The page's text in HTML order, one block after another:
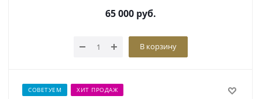
65 000 руб.
В корзину
СОВЕТУЕМ ХИТ ПРОДАЖ